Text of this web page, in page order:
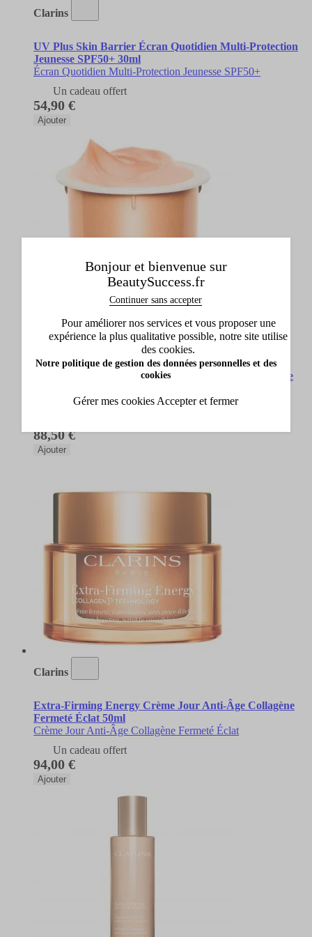
Clarins
UV Plus Skin Barrier Écran Quotidien Multi-Protection
Jeunesse SPF50+ 30ml
Écran Quotidien Multi-Protection Jeunesse SPF50+
Un cadeau offert
54,90 €
Ajouter
Clarins
Extra-Firming Energy Recharge Crème Jour Anti-Âge
Recharge Crème Jour Anti-Âge Collagène Fermeté Éclat
88,50 €
Ajouter
Clarins
Extra-Firming Energy Crème Jour Anti-Âge Collagène
Fermeté Éclat 50ml
Crème Jour Anti-Âge Collagène Fermeté Éclat
Un cadeau offert
94,00 €
Ajouter
Bonjour et bienvenue sur
BeautySuccess.fr
Continuer sans accepter
Pour améliorer nos services et vous proposer une
expérience la plus qualitative possible, notre site utilise
des cookies.
Notre politique de gestion des données personnelles et des
cookies
Gérer mes cookies Accepter et fermer